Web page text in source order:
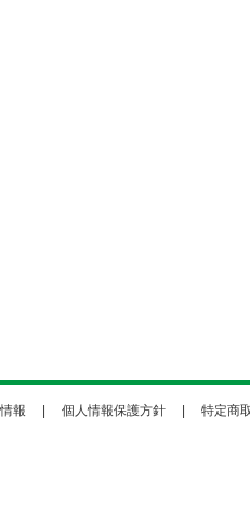
報 個人情報保護方針 特定商